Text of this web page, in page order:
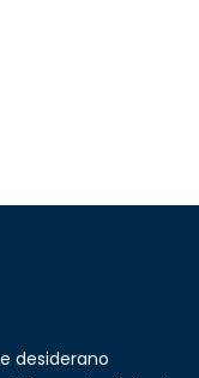
desiderano